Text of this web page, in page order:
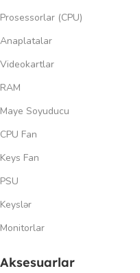
Prosessorlar (CPU)
Anaplatalar
Videokartlar
RAM
Maye Soyuducu
CPU Fan
Keys Fan
PSU
Keyslər
Monitorlar
Aksesuarlar